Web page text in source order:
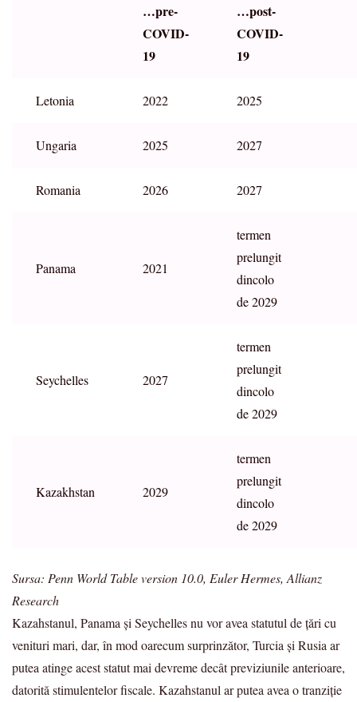
…pre-
COVID-
19
…post-
COVID-
19
Letonia 2022 2025
Ungaria 2025 2027
Romania 2026 2027
Panama 2021
termen
prelungit
dincolo
de 2029
Seychelles 2027
termen
prelungit
dincolo
de 2029
Kazakhstan 2029
termen
prelungit
dincolo
de 2029
Sursa: Penn World Table version 10.0, Euler Hermes, Allianz
Research
Kazahstanul, Panama și Seychelles nu vor avea statutul de țări cu
venituri mari, dar, în mod oarecum surprinzător, Turcia și Rusia ar
putea atinge acest statut mai devreme decât previziunile anterioare,
datorită stimulentelor fiscale. Kazahstanul ar putea avea o tranziție